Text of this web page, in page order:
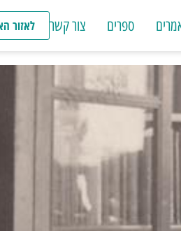
ספרים צור קשר לאזור